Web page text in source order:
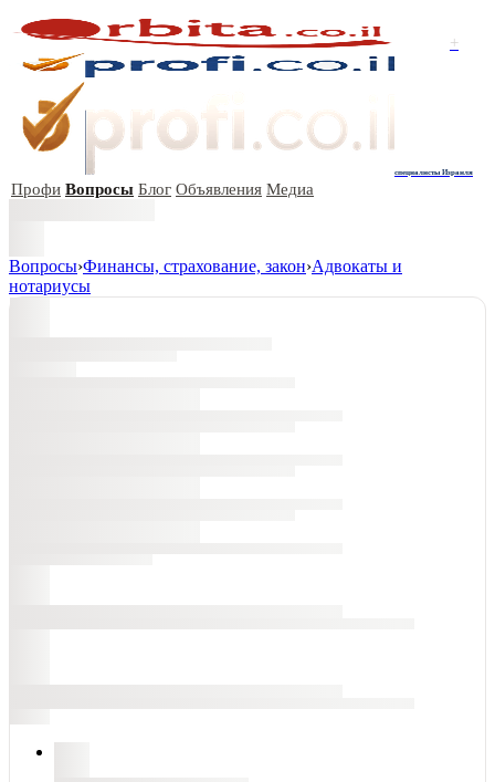
+
специалисты Израиля
Профи Вопросы Блог Объявления Медиа
Вопросы›Финансы, страхование, закон›Адвокаты и
нoтариусы